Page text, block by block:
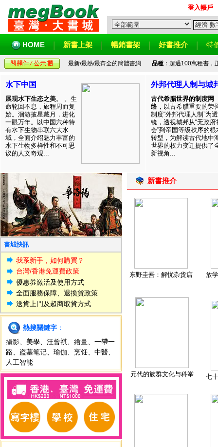
登入帳戶
HOME 新書上架 暢銷書架 好書推介 特
最新/最熱/最齊全的簡體書網 品種：超過100萬種書，
水下中国
展现水下生态之美。 。生
命轮回不息，旅程周而复
始。洄游披星戴月，进化
一眼万年。以中国六种特
有水下生物串联六大水
域，全面介绍魅力丰富的
水下生物多样性和不可思
议的人文奇观...
外邦代理人制与城
古代希腊世界的制度网
络 ，以古希腊重要的荣
制度“外邦代理人制”为透
镜，透视城邦从“无政府
会”到帝国等级秩序的根
转型，为解读古代地中
世界的权力变迁提供了
新视角...
書城快訊
我系新手，如何購買？
台灣/香港免運費政策
優惠券激活及使用方式
全面服務保障、退換貨政策
送貨上門及超商取貨方式
熱搜關鍵字 ：
攝影
美學 汪曾祺 繪畫
一帶一
路
盗墓笔记 瑜伽 烹饪 中醫
人工智能
新書推介
东野圭吾：解忧杂货店 放
元代的族群文化与科举 七